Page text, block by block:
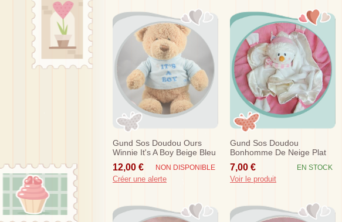
Gund Sos Doudou Ours
Winnie It's A Boy Beige Bleu
12,00 € NON DISPONIBLE
Créer une alerte
Gund Sos Doudou
Bonhomme De Neige Plat
Blanc Echarpe Rose
7,00 € EN STOCK
Voir le produit